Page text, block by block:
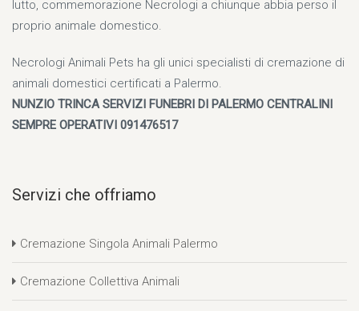
lutto, commemorazione Necrologi a chiunque abbia perso il
proprio animale domestico.
Necrologi Animali Pets ha gli unici specialisti di cremazione di
animali domestici certificati a Palermo.
NUNZIO TRINCA SERVIZI FUNEBRI DI PALERMO CENTRALINI
SEMPRE OPERATIVI 091476517
Servizi che offriamo
Cremazione Singola Animali Palermo
Cremazione Collettiva Animali